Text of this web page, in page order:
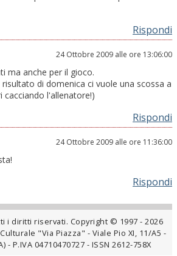
Rispondi
24 Ottobre 2009 alle ore 13:06:00
ma anche per il gioco.
di domenica ci vuole una scossa a
l'allenatore!)
Rispondi
24 Ottobre 2009 alle ore 11:36:00
Rispondi
i diritti riservati. Copyright © 1997 - 2026
"Via Piazza" - Viale Pio XI, 11/A5 -
- P.IVA 04710470727 - ISSN 2612-758X